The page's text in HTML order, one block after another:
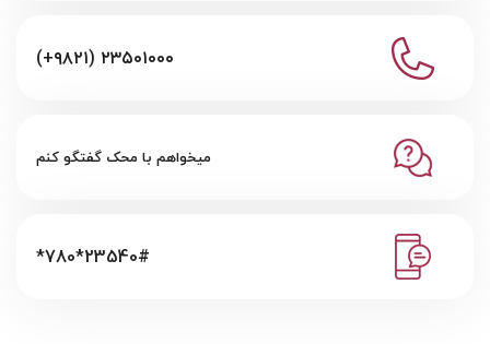
(+۹۸۲۱) ۲۳۵۰۱۰۰۰
میخواهم با محک گفتگو کنم
*780*23540#